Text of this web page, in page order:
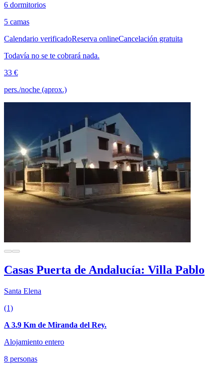
6 dormitorios
5 camas
Calendario verificadoReserva onlineCancelación gratuita
Todavía no se te cobrará nada.
33 €
pers./noche (aprox.)
Casas Puerta de Andalucía: Villa Pablo
Santa Elena
(1)
A 3.9 Km de Miranda del Rey.
Alojamiento entero
8 personas